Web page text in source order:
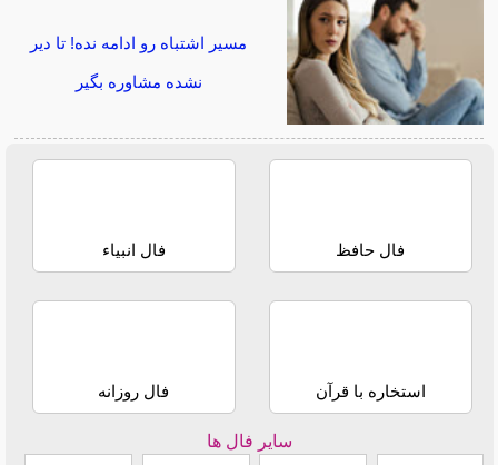
مسیر اشتباه رو ادامه نده! تا دیر
نشده مشاوره بگیر
فال حافظ فال انبیاء
استخاره با قرآن فال روزانه
سایر فال ها